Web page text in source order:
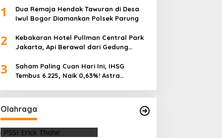
1
Dua Remaja Hendak Tawuran di Desa
Iwul Bogor Diamankan Polsek Parung
2
Kebakaran Hotel Pullman Central Park
Jakarta, Api Berawal dari Gedung
3
Saham Paling Cuan Hari Ini, IHSG
Tembus 6.225, Naik 0,63%! Astra
Olahraga
Vietnam Permalukan Indonesia 3-
Manfaatkan Laga Kandang
Di OLAHRAGA | 4 Agustus 2026